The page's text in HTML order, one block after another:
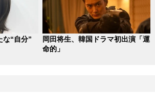
な“自分”
岡田将生、韓国ドラマ初出演「運
命的」